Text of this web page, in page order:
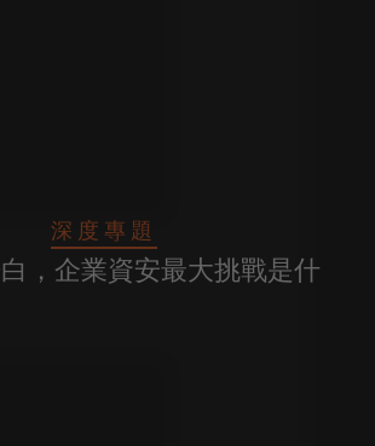
深度專題
，企業資安最大挑戰是什